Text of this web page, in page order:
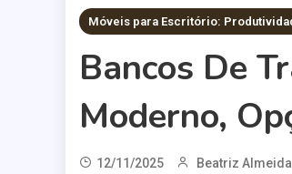
Móveis para Escritório:
Bancos De
Moderno,
12/11/2025 Beatriz Almeida